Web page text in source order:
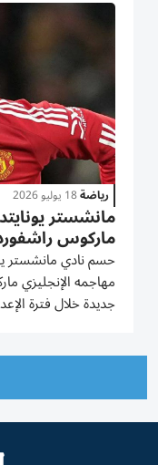
الموسع للمرة
رياضة18 يوليو 2026
مانشستر
ماركوس
حسم نادي مانشستر
مهاجمه الإنجليزي
جديدة خلال فترة